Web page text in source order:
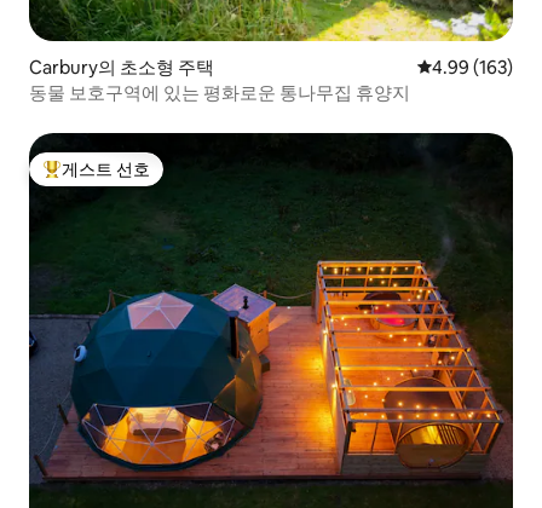
Carbury의 초소형 주택 평점 4.99점(5
4.99 (163)
동물 보호구역에 있는 평화로운 통나무집 휴양지
상위 게스트 선호
게스트 선호